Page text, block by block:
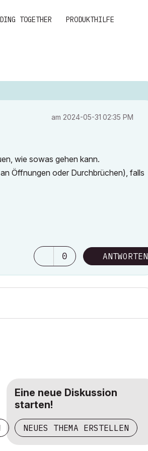
TOGETHER PRODUKTHILFE
am ‎2024-05-31 02:35 PM
wie sowas gehen kann.
Öffnungen oder Durchbrüchen), falls
0 ANTWORTEN
Eine neue Diskussion
starten!
NEUES THEMA ERSTELLEN